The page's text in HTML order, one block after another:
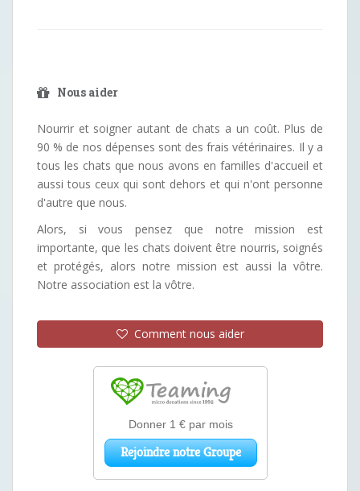
Nous aider
Nourrir et soigner autant de chats a un coût. Plus de
90 % de nos dépenses sont des frais vétérinaires. Il y a
tous les chats que nous avons en familles d'accueil et
aussi tous ceux qui sont dehors et qui n'ont personne
d'autre que nous.
Alors, si vous pensez que notre mission est
importante, que les chats doivent être nourris, soignés
et protégés, alors notre mission est aussi la vôtre.
Notre association est la vôtre.
Comment nous aider